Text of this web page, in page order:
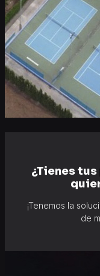
¿Tienes
¡Tenemos la
de